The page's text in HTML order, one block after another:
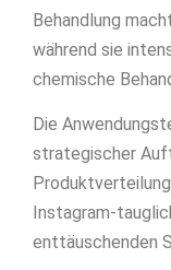
Behandlung
während sie
chemische
Die
strategischer
Instagram-
enttäuschenden